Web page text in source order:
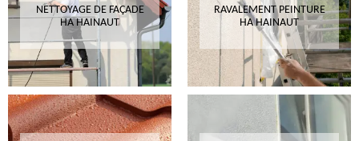
NETTOYAGE DE FAÇADE
HA HAINAUT
RAVALEMENT PEINTURE
HA HAINAUT